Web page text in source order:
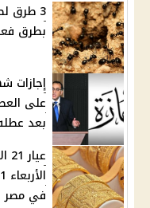
3 طرق
بطرق
إجازات
على
بعد
في مصر